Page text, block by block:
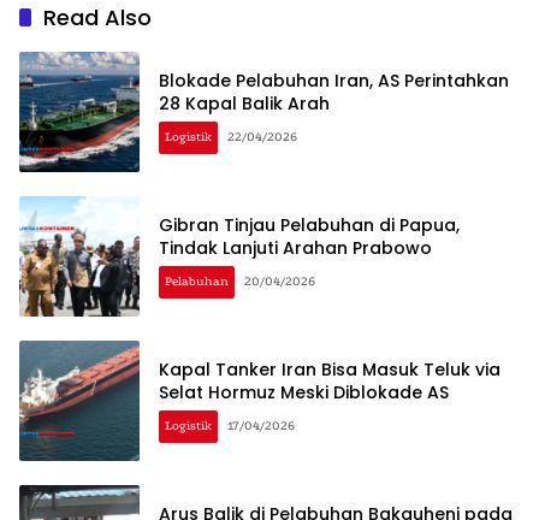
Read Also
Blokade Pelabuhan Iran, AS Perintahkan
28 Kapal Balik Arah
Logistik 22/04/2026
Gibran Tinjau Pelabuhan di Papua,
Tindak Lanjuti Arahan Prabowo
Pelabuhan 20/04/2026
Kapal Tanker Iran Bisa Masuk Teluk via
Selat Hormuz Meski Diblokade AS
Logistik 17/04/2026
Arus Balik di Pelabuhan Bakauheni pada